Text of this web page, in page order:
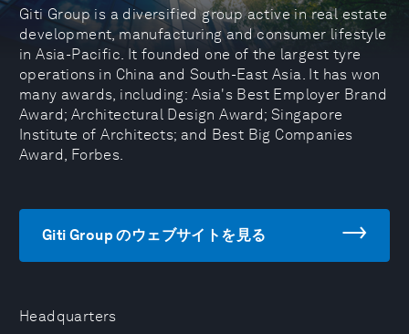
Headquarters
Giti Group is a diversified group active in real estate
development, manufacturing and consumer lifestyle
in Asia-Pacific. It founded one of the largest tyre
operations in China and South-East Asia. It has won
many awards, including: Asia's Best Employer Brand
Award; Architectural Design Award; Singapore
Institute of Architects; and Best Big Companies
Award, Forbes.
Giti Group のウェブサイトを見る